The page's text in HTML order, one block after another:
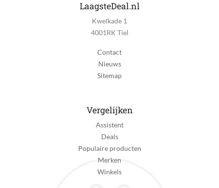
LaagsteDeal.nl
Kwelkade 1
4001RK Tiel
Contact
Nieuws
Sitemap
Vergelijken
Assistent
Deals
Populaire producten
Merken
Winkels